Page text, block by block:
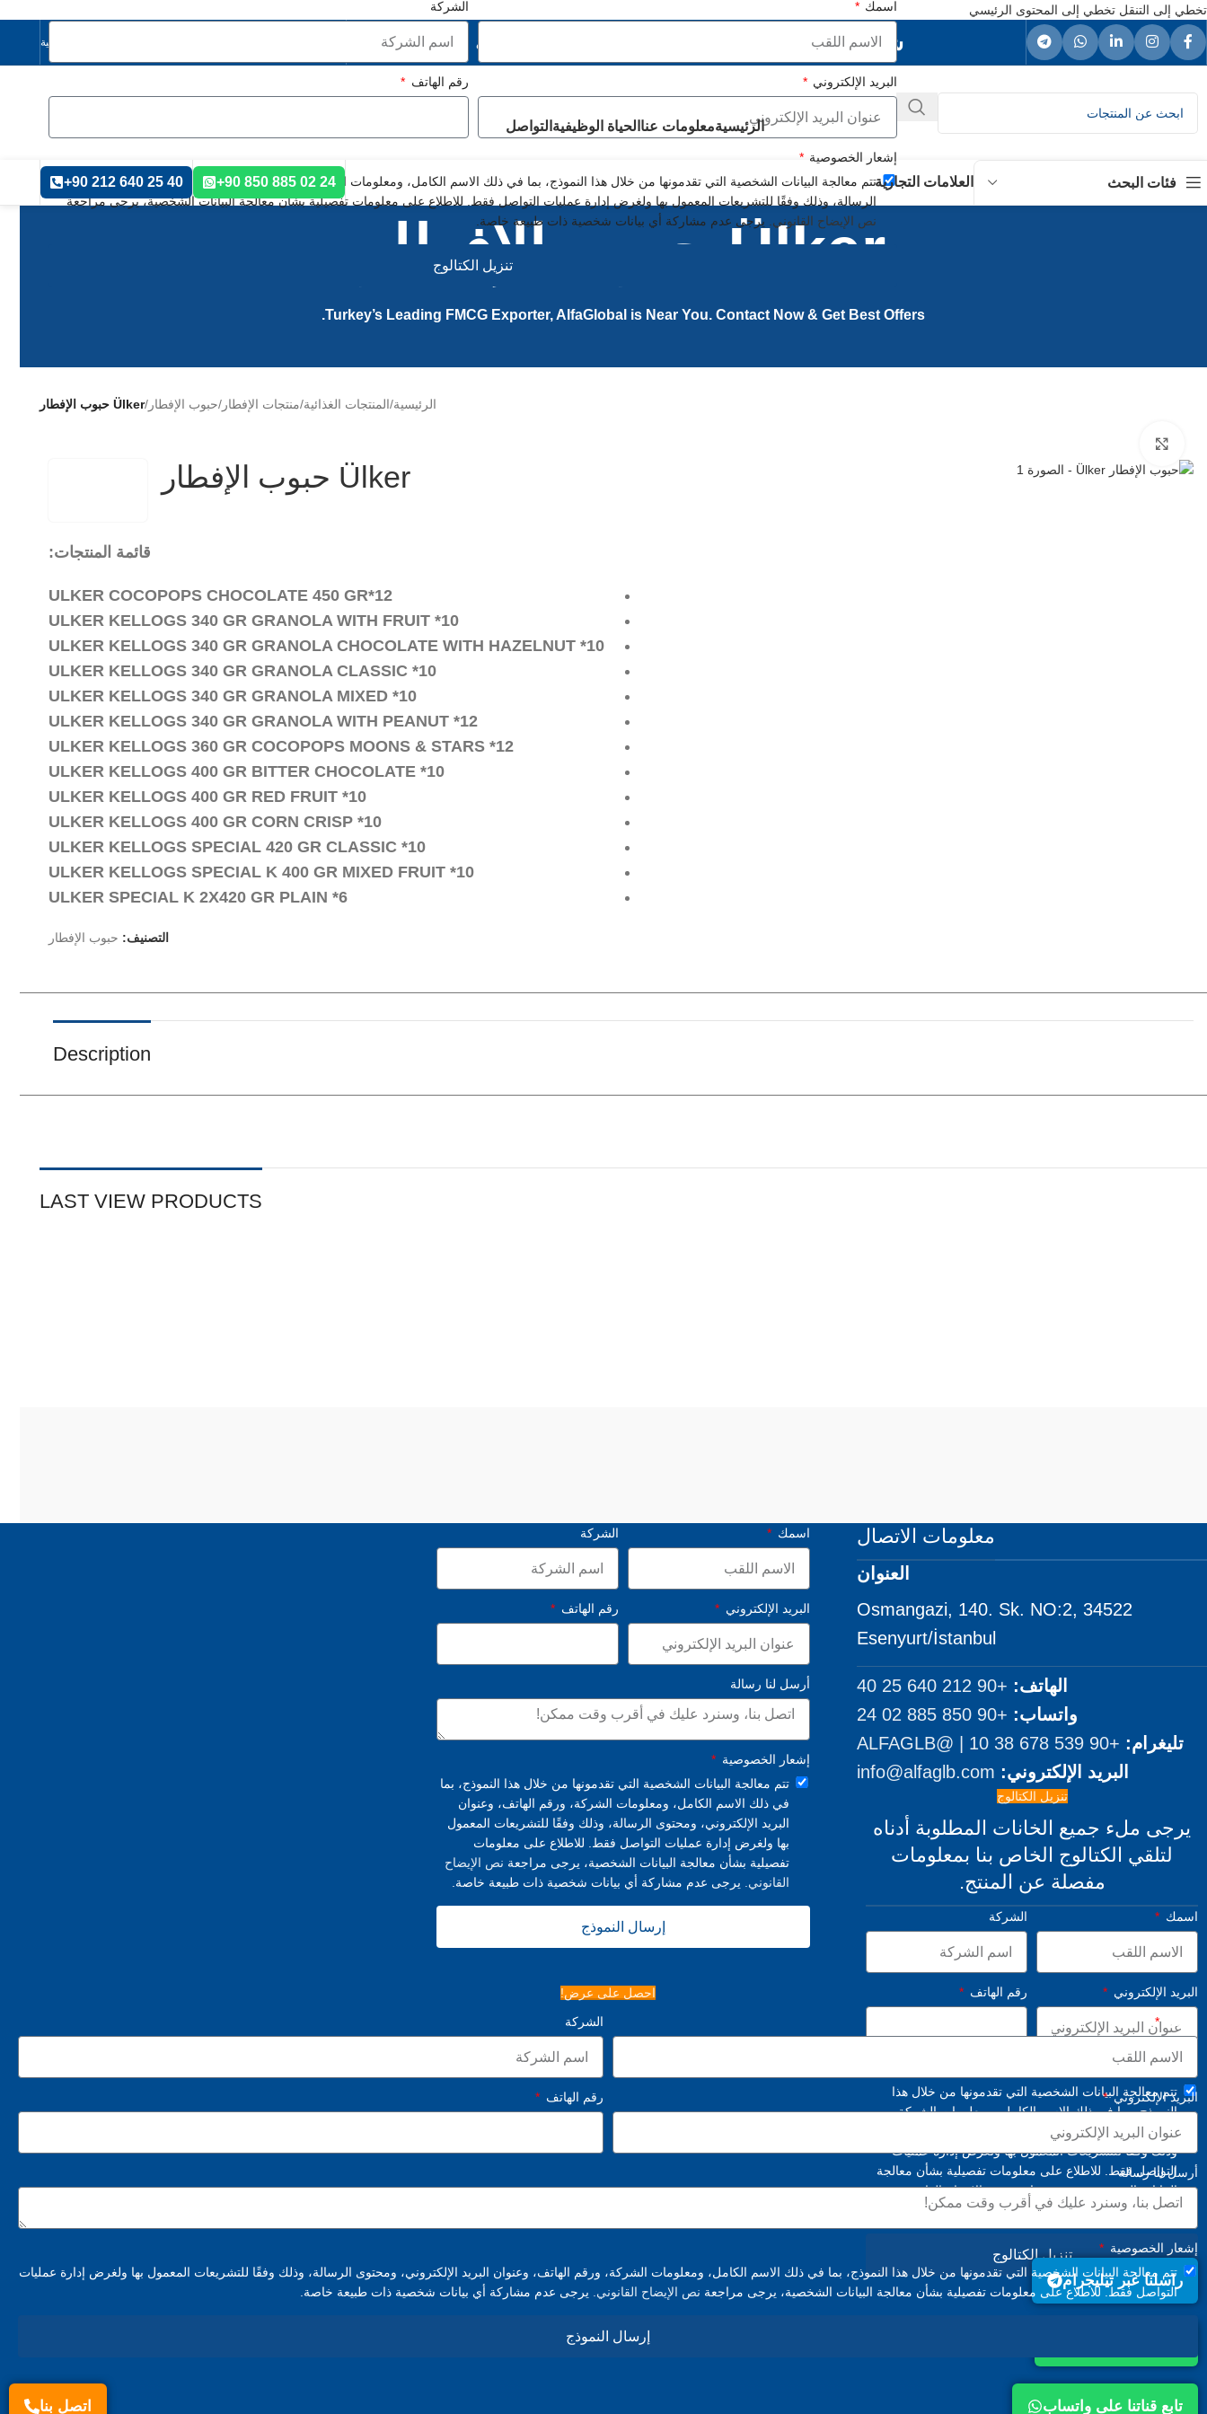
تخطي إلى التنقل تخطي إلى المحتوى الرئيسي
شريكك الموثوق به في مجالات السلع الاستهلاكية العربية
اسمك الشركة
البريد الإلكتروني رقم الهاتف
إشعار الخصوصية
تتم معالجة البيانات الشخصية التي تقدمونها من خلال هذا النموذج، بما في ذلك الاسم الكامل، ومعلومات الشركة، ورقم الهاتف، وعنوان البريد الإلكتروني، ومحتوى
الرسالة، وذلك وفقًا للتشريعات المعمول بها ولغرض إدارة عمليات التواصل فقط. للاطلاع على معلومات تفصيلية بشأن معالجة البيانات الشخصية، يرجى مراجعة
نص الإيضاح القانوني. يرجى عدم مشاركة أي بيانات شخصية ذات طبيعة خاصة.
تنزيل الكتالوج
فئات البحث العلامات التجارية
الرئيسيةمعلومات عنا الحياة الوظيفية التواصل
24 02 885 850 90+
40 25 640 212 90+
Ülker حبوب الإفطار
Turkey’s Leading FMCG Exporter, AlfaGlobal is Near You. Contact Now & Get Best Offers.
الرئيسية/المنتجات الغذائية/منتجات الإفطار /حبوب الإفطار /Ülker حبوب الإفطار
Ülker حبوب الإفطار
قائمة المنتجات:
ULKER COCOPOPS CHOCOLATE 450 GR*12
ULKER KELLOGS 340 GR GRANOLA WITH FRUIT *10
ULKER KELLOGS 340 GR GRANOLA CHOCOLATE WITH HAZELNUT *10
ULKER KELLOGS 340 GR GRANOLA CLASSIC *10
ULKER KELLOGS 340 GR GRANOLA MIXED *10
ULKER KELLOGS 340 GR GRANOLA WITH PEANUT *12
ULKER KELLOGS 360 GR COCOPOPS MOONS & STARS *12
ULKER KELLOGS 400 GR BITTER CHOCOLATE *10
ULKER KELLOGS 400 GR RED FRUIT *10
ULKER KELLOGS 400 GR CORN CRISP *10
ULKER KELLOGS SPECIAL 420 GR CLASSIC *10
ULKER KELLOGS SPECIAL K 400 GR MIXED FRUIT *10
ULKER SPECIAL K 2X420 GR PLAIN *6
التصنيف: حبوب الإفطار
Description
LAST VIEW PRODUCTS
معلومات الاتصال
العنوان
Osmangazi, 140. Sk. NO:2, 34522
Esenyurt/İstanbul
الهاتف: +90 212 640 25 40
واتساب: +90 850 885 02 24
تليغرام: +90 539 678 38 10 | @ALFAGLB
البريد الإلكتروني: info@alfaglb.com
تنزيل الكتالوج
يرجى ملء جميع الخانات المطلوبة أدناه
لتلقي الكتالوج الخاص بنا بمعلومات
مفصلة عن المنتج.
اسمك الشركة
البريد الإلكتروني رقم الهاتف
إشعار الخصوصية
تتم معالجة البيانات الشخصية التي تقدمونها من خلال هذا
النموذج، بما في ذلك الاسم الكامل، ومعلومات الشركة،
ورقم الهاتف، وعنوان البريد الإلكتروني، ومحتوى الرسالة،
وذلك وفقًا للتشريعات المعمول بها ولغرض إدارة عمليات
التواصل فقط. للاطلاع على معلومات تفصيلية بشأن معالجة
البيانات الشخصية، يرجى مراجعةنص الإيضاح القانوني.
يرجى عدم مشاركة أي بيانات شخصية ذات طبيعة خاصة.
تنزيل الكتالوج
اسمك الشركة
البريد الإلكتروني رقم الهاتف
أرسل لنا رسالة
إشعار الخصوصية
تتم معالجة البيانات الشخصية التي تقدمونها من خلال هذا النموذج، بما
في ذلك الاسم الكامل، ومعلومات الشركة، ورقم الهاتف، وعنوان
البريد الإلكتروني، ومحتوى الرسالة، وذلك وفقًا للتشريعات المعمول
بها ولغرض إدارة عمليات التواصل فقط. للاطلاع على معلومات
تفصيلية بشأن معالجة البيانات الشخصية، يرجى مراجعة نص الإيضاح
القانوني. يرجى عدم مشاركة أي بيانات شخصية ذات طبيعة خاصة.
إرسال النموذج
تابع قناتنا على واتساب
راسلنا عبر تيليجرام
اتصل بنا
احصل على عرض!
الشركة
البريد الإلكتروني رقم الهاتف
أرسل لنا رسالة
إشعار الخصوصية
تتم معالجة البيانات الشخصية التي تقدمونها من خلال هذا النموذج، بما في ذلك الاسم الكامل، ومعلومات الشركة، ورقم الهاتف، وعنوان البريد الإلكتروني، ومحتوى الرسالة، وذلك وفقًا للتشريعات المعمول بها ولغرض إدارة عمليات
التواصل فقط. للاطلاع على معلومات تفصيلية بشأن معالجة البيانات الشخصية، يرجى مراجعة نص الإيضاح القانوني. يرجى عدم مشاركة أي بيانات شخصية ذات طبيعة خاصة.
إرسال النموذج